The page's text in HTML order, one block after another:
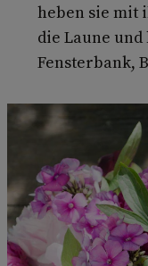
heben sie mit
die Laune
Fensterbank,